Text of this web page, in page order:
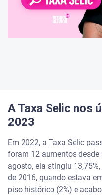
A Taxa Selic nos
2023
Em 2022, a Taxa Selic
foram 12 aumentos desde
agosto, ela atingiu
de 2016, quando estava
piso histórico (2%) e